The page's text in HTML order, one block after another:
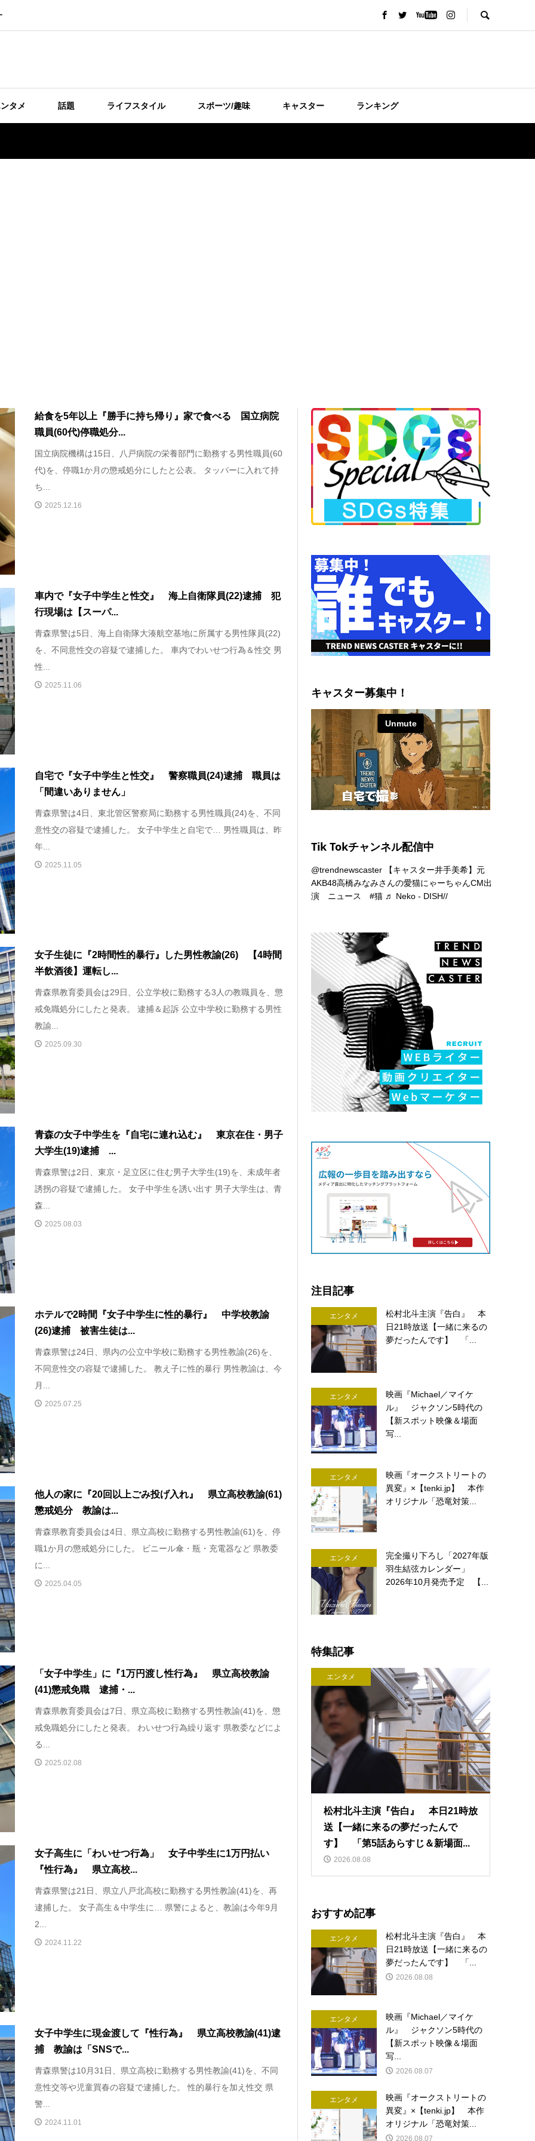
タメ 話題 ライフスタイル スポーツ/趣味 キャスター ランキング
給食を5年以上『勝手に持ち帰り』家で食べる 国立病院
職員(60代)停職処分...
国立病院機構は15日、八戸病院の栄養部門に勤務する男性職員(60
代)を、停職1か月の懲戒処分にしたと公表。 タッパーに入れて持
ち...
2025.12.16
車内で『女子中学生と性交』 海上自衛隊員(22)逮捕 犯
行現場は【スーパ...
青森県警は5日、海上自衛隊大湊航空基地に所属する男性隊員(22)
を、不同意性交の容疑で逮捕した。 車内でわいせつ行為＆性交 男
性...
2025.11.06
自宅で『女子中学生と性交』 警察職員(24)逮捕 職員は
「間違いありません」
青森県警は4日、東北管区警察局に勤務する男性職員(24)を、不同
意性交の容疑で逮捕した。 女子中学生と自宅で… 男性職員は、昨
年...
2025.11.05
女子生徒に『2時間性的暴行』した男性教諭(26) 【4時間
半飲酒後】運転し...
青森県教育委員会は29日、公立学校に勤務する3人の教職員を、懲
戒免職処分にしたと発表。 逮捕＆起訴 公立中学校に勤務する男性
教諭...
2025.09.30
青森の女子中学生を『自宅に連れ込む』 東京在住・男子
大学生(19)逮捕 ...
青森県警は2日、東京・足立区に住む男子大学生(19)を、未成年者
誘拐の容疑で逮捕した。 女子中学生を誘い出す 男子大学生は、青
森...
2025.08.03
ホテルで2時間『女子中学生に性的暴行』 中学校教諭
(26)逮捕 被害生徒は...
青森県警は24日、県内の公立中学校に勤務する男性教諭(26)を、
不同意性交の容疑で逮捕した。 教え子に性的暴行 男性教諭は、今
月...
2025.07.25
他人の家に『20回以上ごみ投げ入れ』 県立高校教諭(61)
懲戒処分 教諭は...
青森県教育委員会は4日、県立高校に勤務する男性教諭(61)を、停
職1か月の懲戒処分にした。 ビニール傘・瓶・充電器など 県教委
に...
2025.04.05
「女子中学生」に『1万円渡し性行為』 県立高校教諭
(41)懲戒免職 逮捕・...
青森県教育委員会は7日、県立高校に勤務する男性教諭(41)を、懲
戒免職処分にしたと発表。 わいせつ行為繰り返す 県教委などによ
る...
2025.02.08
女子高生に「わいせつ行為」 女子中学生に1万円払い
『性行為』 県立高校...
青森県警は21日、県立八戸北高校に勤務する男性教諭(41)を、再
逮捕した。 女子高生＆中学生に… 県警によると、教諭は今年9月
2...
2024.11.22
女子中学生に現金渡して『性行為』 県立高校教諭(41)逮
捕 教諭は「SNSで...
青森県警は10月31日、県立高校に勤務する男性教諭(41)を、不同
意性交等や児童買春の容疑で逮捕した。 性的暴行を加え性交 県
警...
2024.11.01
キャスター募集中！
Tik Tokチャンネル配信中
@trendnewscaster 【キャスター井手美希】元
AKB48高橋みなみさんの愛猫にゃーちゃんCM出
演 ニュース#猫 ♬ Neko - DISH//
注目記事
エンタメ
松村北斗主演『告白』 本
日21時放送【一緒に来るの
夢だったんです】 「...
エンタメ
映画『Michael／マイケ
ル』 ジャクソン5時代の
【新スポット映像＆場面
写...
エンタメ
映画『オークストリートの
異変』×【tenki.jp】 本作
オリジナル「恐竜対策...
エンタメ
完全撮り下ろし「2027年版
羽生結弦カレンダー」
2026年10月発売予定 【...
特集記事
エンタメ
松村北斗主演『告白』 本日21時放
送【一緒に来るの夢だったんで
す】 「第5話あらすじ＆新場面...
2026.08.08
おすすめ記事
エンタメ
松村北斗主演『告白』 本
日21時放送【一緒に来るの
夢だったんです】 「...
2026.08.08
エンタメ
映画『Michael／マイケ
ル』 ジャクソン5時代の
【新スポット映像＆場面
写...
2026.08.07
エンタメ
映画『オークストリートの
異変』×【tenki.jp】 本作
オリジナル「恐竜対策...
2026.08.07